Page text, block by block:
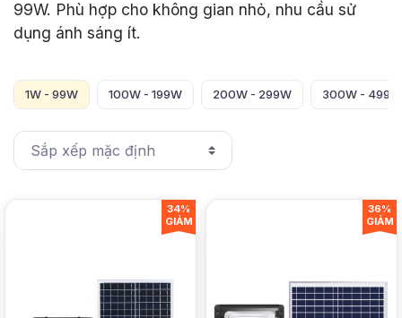
99W. Phù hợp cho không gian nhỏ, nhu cầu sử
dụng ánh sáng ít.
1W - 99W 100W - 199W 200W - 299W 300W - 499W
34%
GIẢM
36%
GIẢM